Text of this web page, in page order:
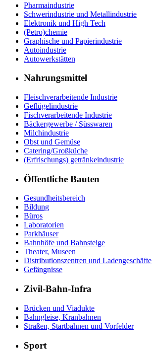
Pharmaindustrie
Schwerindustrie und Metallindustrie
Elektronik und High Tech
(Petro)chemie
Graphische und Papierindustrie
Autoindustrie
Autowerkstätten
Nahrungsmittel
Fleischverarbeitende Industrie
Geflügelindustrie
Fischverarbeitende Industrie
Bäckergewerbe / Süsswaren
Milchindustrie
Obst und Gemüse
Catering/Großküche
(Erfrischungs) getränkeindustrie
Öffentliche Bauten
Gesundheitsbereich
Bildung
Büros
Laboratorien
Parkhäuser
Bahnhöfe und Bahnsteige
Theater, Museen
Distributionszentren und Ladengeschäfte
Gefängnisse
Zivil-Bahn-Infra
Brücken und Viadukte
Bahngleise, Kranbahnen
Straßen, Startbahnen und Vorfelder
Sport